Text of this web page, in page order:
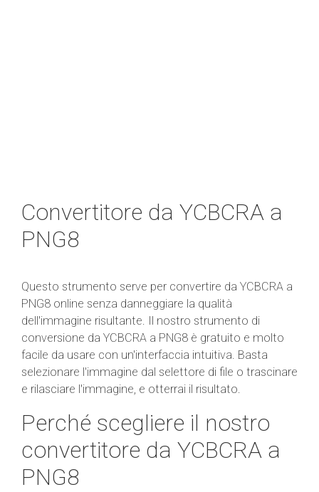
Convertitore da YCBCRA a
PNG8
Questo strumento serve per convertire da YCBCRA a
PNG8 online senza danneggiare la qualità
dell'immagine risultante. Il nostro strumento di
conversione da YCBCRA a PNG8 è gratuito e molto
facile da usare con un'interfaccia intuitiva. Basta
selezionare l'immagine dal selettore di file o trascinare
e rilasciare l'immagine, e otterrai il risultato.
Perché scegliere il nostro
convertitore da YCBCRA a
PNG8